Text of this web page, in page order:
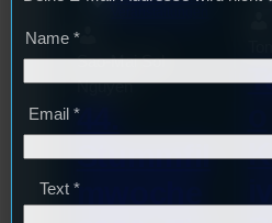
Sao-Mai Sol
Nguyen
44.
Stummfil
mwoche
Name *
Email *
Text *